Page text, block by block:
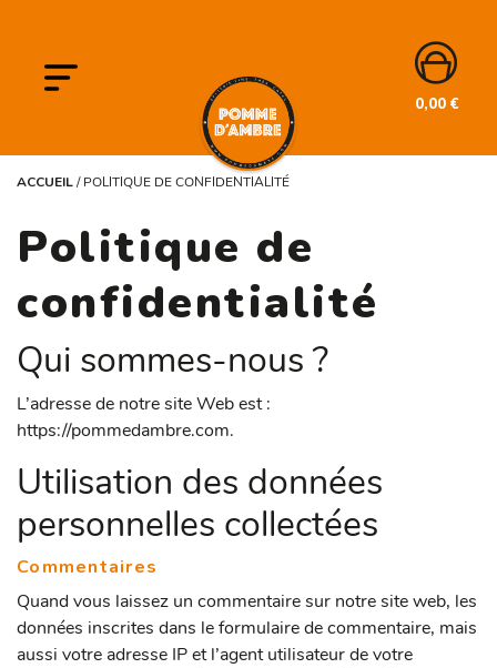
0,00 €
ACCUEIL/POLITIQUE DE CONFIDENTIALITÉ
Politique de
confidentialité
Qui sommes-nous ?
L’adresse de notre site Web est :
https://pommedambre.com.
Utilisation des données
personnelles collectées
Commentaires
Quand vous laissez un commentaire sur notre site web, les
données inscrites dans le formulaire de commentaire, mais
aussi votre adresse IP et l’agent utilisateur de votre